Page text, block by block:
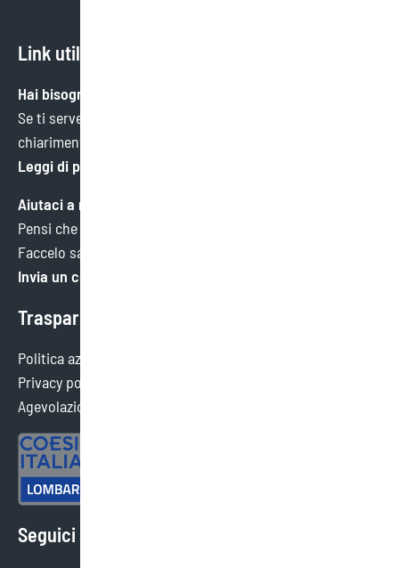
Link utili
Hai bisogno di aiuto?
Se ti serve un’informazione specifica o hai bisogno di
chiarimenti, ci trovi qui.
Leggi di più
Aiutaci a migliorare
Pensi che potremmo fare meglio in qualche ambito?
Faccelo sapere. Faremo tesoro di ogni consiglio.
Invia un commento
Trasparenza
Politica aziendale
Privacy policy
Agevolazioni ottenute
Seguici sui social